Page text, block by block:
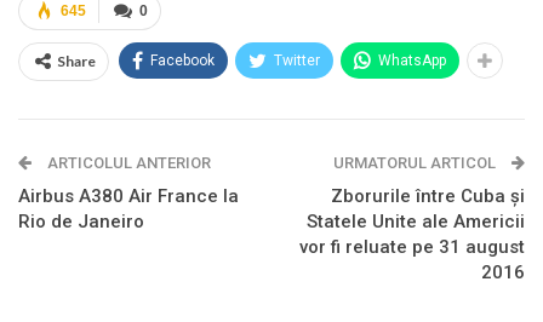
0
645
Share Facebook Twitter WhatsApp
ARTICOLUL ANTERIOR
Airbus A380 Air France la
Rio de Janeiro
URMATORUL ARTICOL
Zborurile între Cuba și
Statele Unite ale Americii
vor fi reluate pe 31 august
2016